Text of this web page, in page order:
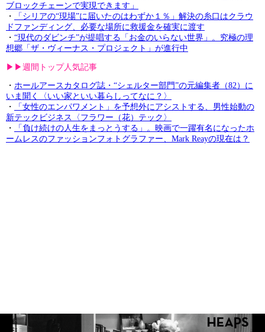
ブロックチェーンで実現できます」
・
「シリアの“現場”に届いたのはわずか１％」解決の糸口はクラウ
ドファンディング、必要な場所に救援金を確実に渡す
・ “現代のダビンチ”が提唱する「お金のいらない世界」。究極の理
想郷「ザ・ヴィーナス・プロジェクト」が進行中
▶︎▶︎週間トップ人気記事
・ ホールアースカタログ誌・“シェルター部門”の元編集者（82）に
いま聞く〈いい家といい暮らしってなに？〉
・
「女性のエンパワメント」を予想外にアシストする、男性始動の
新テックビジネス〈フラワー（花）テック〉
・
「負け続けの人生をまっとうする」。映画で一躍有名になったホ
ームレスのファッションフォトグラファー、Mark Reayの現在は？